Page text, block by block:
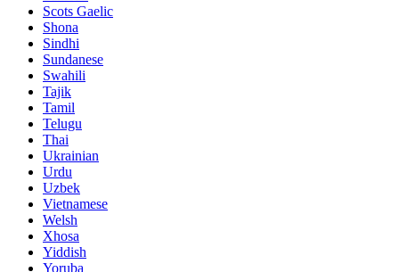
Scots Gaelic
Shona
Sindhi
Sundanese
Swahili
Tajik
Tamil
Telugu
Thai
Ukrainian
Urdu
Uzbek
Vietnamese
Welsh
Xhosa
Yiddish
Yoruba